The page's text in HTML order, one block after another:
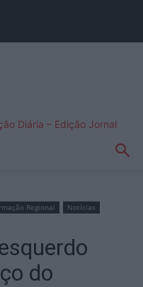
Diária – Edição Jornal
Regional
Notícias
do